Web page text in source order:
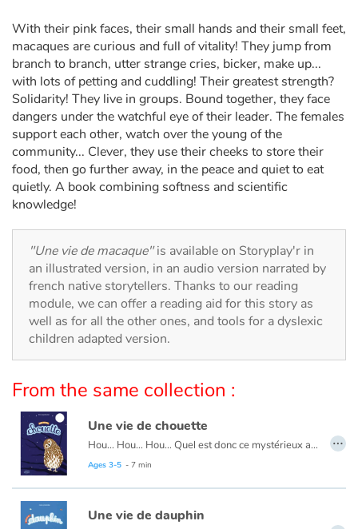
Travel, epic, investigation, adventure
Around the world
Learning
Arts, space, activities
Documentaries
With the family
Daily life and hobbies
At school
Love and friendship
Social issues
Emotions and feelings
With their pink faces, their small hands and their small feet,
macaques are curious and full of vitality! They jump from
branch to branch, utter strange cries, bicker, make up...
with lots of petting and cuddling! Their greatest strength?
Solidarity! They live in groups. Bound together, they face
dangers under the watchful eye of their leader. The females
support each other, watch over the young of the
community... Clever, they use their cheeks to store their
food, then go further away, in the peace and quiet to eat
quietly. A book combining softness and scientific
knowledge!
"Une vie de macaque"is available on Storyplay'r in
an illustrated version, in an audio version narrated by
french native storytellers. Thanks to our reading
module, we can offer a reading aid for this story as
well as for all the other ones, and tools for a dyslexic
children adapted version.
From the same collection :
Une vie de chouette
Hou… Hou… Hou… Quel est donc ce mystérieux animal que l’on n’entend qu’à la nuit tombée ? C’est la chouette, pardi ! Avec ces grands yeux ronds, son petit bec crochu et sa tête qui peut quasiment faire un tour sur elle-même, la chouette est un redoutable prédateur ! Les sens en alerte, elle est l’affût du moindre bruit, du moindre mouvement… Petits rongeurs et insectes sont ses mets préférés ! Avec sa famille, la chouette est fidèle et attentionnée. Les couples se forment pour la vie et prennent soin de leur progéniture à tour de rôle. Même si à l’automne, la famille se sépare, les parents se retrouveront au printemps prochain tandis que les petits vivront de leur côté… leur chouette de vie !
Ages 3-5 - 7 min
…
Une vie de dauphin